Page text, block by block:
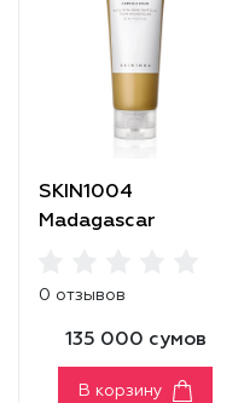
SKIN1004
Madagascar
0 отзывов
135 000 сумов
В корзину